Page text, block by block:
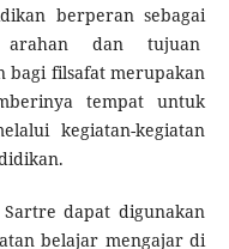
berperan sebagai
arahan dan tujuan
bagi filsafat merupakan
tempat untuk
kegiatan-kegiatan
Sartre dapat digunakan
belajar mengajar di